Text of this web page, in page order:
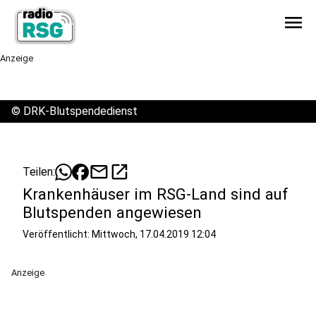
menu
Anzeige
© DRK-Blutspendedienst
Teilen: mailopen_in_new
Krankenhäuser im RSG-Land sind auf
Blutspenden angewiesen
Veröffentlicht: Mittwoch, 17.04.2019 12:04
Anzeige